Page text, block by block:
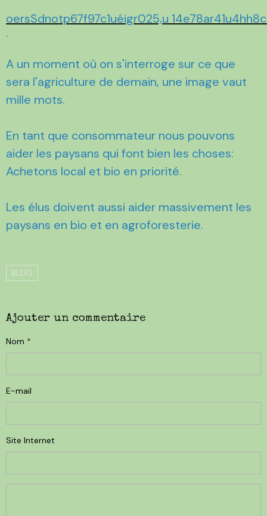
oersSdnotp67f97c1uéigr025,u
·
A un moment où on s'interroge sur ce que
sera l'agriculture de demain, une image vaut
mille mots.
En tant que consommateur nous pouvons
aider les paysans qui font bien les choses:
Achetons local et bio en priorité.
Les élus doivent aussi aider massivement les
paysans en bio et en agroforesterie.
BLOG
Ajouter un commentaire
Nom
E-mail
Site Internet